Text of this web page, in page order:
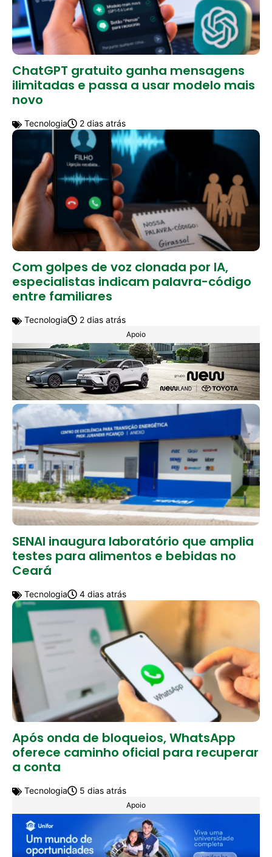
ChatGPT gratuito ganha mensagens
ilimitadas e passa a usar modelo mais
novo
Tecnologia 2 dias atrás
Com golpes de voz clonada por IA,
especialistas indicam palavra-código
entre familiares
Tecnologia 2 dias atrás
Apoio
SENAI inaugura laboratório que amplia
testes para alimentos e bebidas no
Ceará
Tecnologia 4 dias atrás
Após onda de bloqueios, WhatsApp
oferece caminho oficial para recuperar
a conta
Tecnologia 5 dias atrás
Apoio